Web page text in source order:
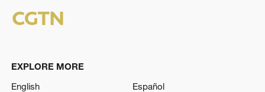
EXPLORE MORE
English
Español